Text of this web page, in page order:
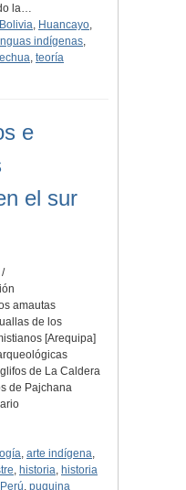
la…
Bolivia, Huancayo,
indígenas,
, teoría
e
el sur
amautas
de los
[Arequipa]
de La Caldera
de Pajchana
, arte indígena,
, historia, historia
Perú, puquina